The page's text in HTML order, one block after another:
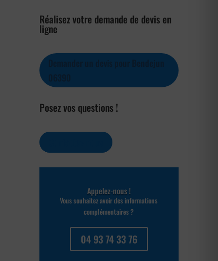
Réalisez votre demande de devis en
ligne
Posez vos questions !
Appelez-nous !
Vous souhaitez avoir des informations
complémentaires ?
04 93 74 33 76